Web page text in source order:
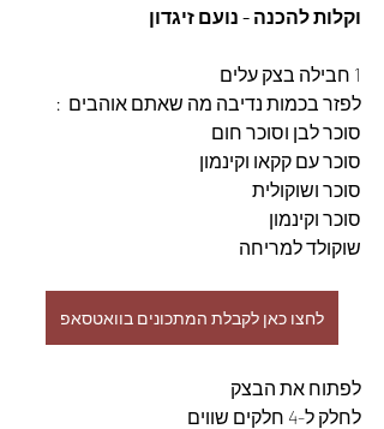
וקלות להכנה - נועם זיגדון
1 חבילה בצק עלים
לפזר בכמות נדיבה מה שאתם אוהבים  :
סוכר לבן וסוכר חום
סוכר עם קקאו וקינמון
סוכר ושוקולית
סוכר וקינמון
שוקולד למריחה
לחצו כאן לקבלת המתכונים בוואטסאפ
לפתוח את הבצק
לחלק ל-4 חלקים שווים